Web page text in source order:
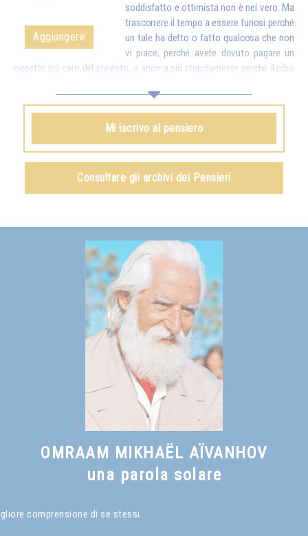
Aggiungere
soddisfatto e ottimista non è nel vero. Ma
trascorrere il tempo a essere furiosi perché
un tale ha detto o fatto qualcosa che non
vi piace, perché avete dovuto pagare un
oggetto più caro del previsto, o ancora più stupidamente perché il cibo
questi piccoli inconvenienti come se fossero delle catastrofi, ebbene,
ciò finisce per rendervi stupidi. Mettete dunque a confronto quei
dettagli con tutte le ricchezze che la vita vi dà. Quando vi accorgerete
che, per delle piccole contrarietà, siete pronti a dimenticare quante cose
e di tutti quelli che vi stanno intorno, proverete vergogna…*
Omraam Mikhaël Aïvanhov
Vedi ancheIl sorriso del saggio, capitolo I
Mi iscrivo al pensiero
Consultare gli archivi dei Pensieri
OMRAAM MIKHAËL AÏVANHOV
una parola solare
comprensione di se stessi.